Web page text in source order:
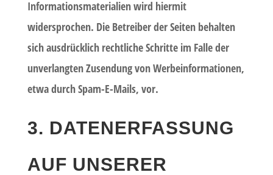
Informationsmaterialien wird hiermit
widersprochen. Die Betreiber der Seiten behalten
sich ausdrücklich rechtliche Schritte im Falle der
unverlangten Zusendung von Werbeinformationen,
etwa durch Spam-E-Mails, vor.
3. DATENERFASSUNG
AUF UNSERER